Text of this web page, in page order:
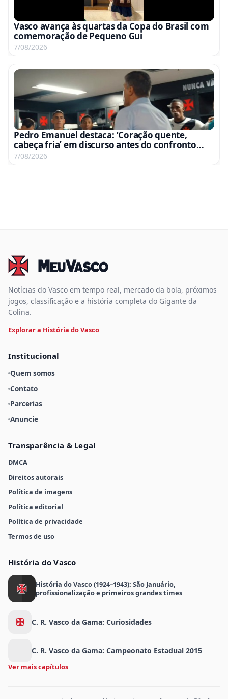
Vasco avança às quartas da Copa do Brasil com
comemoração de Pequeno Gui
7/08/2026
Pedro Emanuel destaca: ‘Coração quente,
cabeça fria’ em discurso antes do confronto
com o Fluminense
7/08/2026
Notícias do Vasco em tempo real, mercado da bola, próximos
jogos, classificação e a história completa do Gigante da
Colina.
Explorar a História do Vasco
Institucional
Quem somos
Contato
Parcerias
Anuncie
Transparência & Legal
DMCA
Direitos autorais
Política de imagens
Política editorial
Política de privacidade
Termos de uso
História do Vasco
História do Vasco (1924–1943): São Januário,
profissionalização e primeiros grandes times
✠ C. R. Vasco da Gama: Curiosidades
C. R. Vasco da Gama: Campeonato Estadual 2015
Ver mais capítulos